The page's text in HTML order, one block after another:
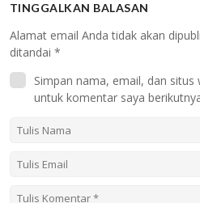
TINGGALKAN BALASAN
Alamat email Anda tidak akan
ditandai *
Simpan nama, email, dan
untuk komentar saya